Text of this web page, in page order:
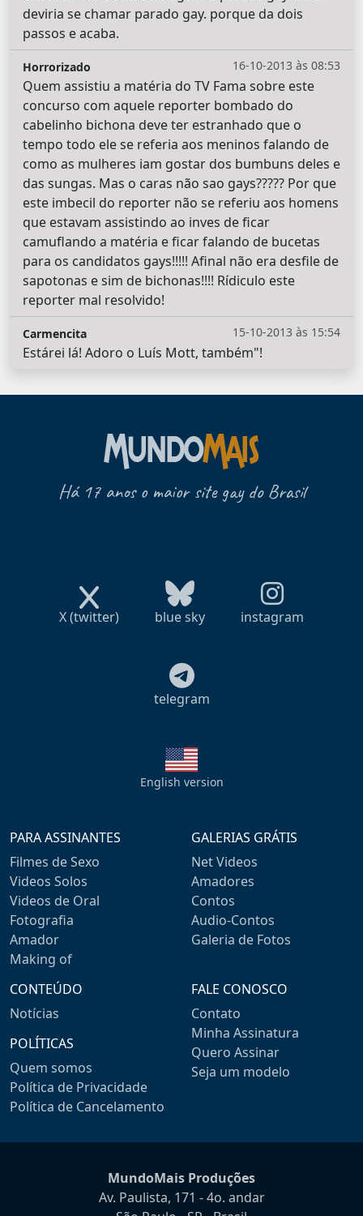
deviria se chamar parado gay. porque da dois
passos e acaba.
16-10-2013 às 08:53
Horrorizado
Quem assistiu a matéria do TV Fama sobre este
concurso com aquele reporter bombado do
cabelinho bichona deve ter estranhado que o
tempo todo ele se referia aos meninos falando de
como as mulheres iam gostar dos bumbuns deles e
das sungas. Mas o caras não sao gays????? Por que
este imbecil do reporter não se referiu aos homens
que estavam assistindo ao inves de ficar
camuflando a matéria e ficar falando de bucetas
para os candidatos gays!!!!! Afinal não era desfile de
sapotonas e sim de bichonas!!!! Rídiculo este
reporter mal resolvido!
15-10-2013 às 15:54
Carmencita
Estárei lá! Adoro o Luís Mott, também"!
Há 17 anos o maior site gay do Brasil
X (twitter) blue sky instagram
telegram
English version
PARA ASSINANTES
Filmes de Sexo
Videos Solos
Videos de Oral
Fotografia
Amador
Making of
GALERIAS GRÁTIS
Net Videos
Amadores
Contos
Audio-Contos
Galeria de Fotos
CONTEÚDO
Notícias
POLÍTICAS
Quem somos
Política de Privacidade
Política de Cancelamento
FALE CONOSCO
Contato
Minha Assinatura
Quero Assinar
Seja um modelo
MundoMais Produções
Av. Paulista, 171 - 4o. andar